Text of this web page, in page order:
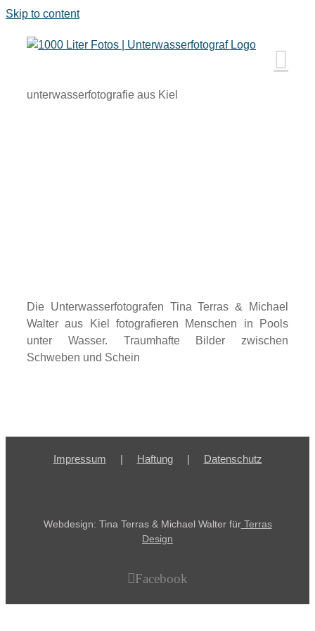
Skip to content
unterwasserfotografie aus Kiel
Die Unterwasserfotografen Tina Terras & Michael
Walter aus Kiel fotografieren Menschen in Pools
unter Wasser. Traumhafte Bilder zwischen
Schweben und Schein
Impressum Haftung Datenschutz
Webdesign: Tina Terras & Michael Walter fürTerras
Design
Facebook